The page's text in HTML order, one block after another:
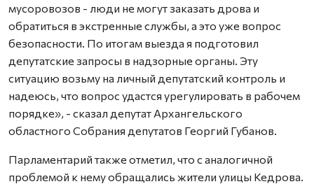
мусоровозов - люди не могут заказать дрова и
обратиться в экстренные службы, а это уже вопрос
безопасности. По итогам выезда я подготовил
депутатские запросы в надзорные органы. Эту
ситуацию возьму на личный депутатский контроль и
надеюсь, что вопрос удастся урегулировать в рабочем
порядке», - сказал депутат Архангельского
областного Собрания депутатов Георгий Губанов.
Парламентарий также отметил, что с аналогичной
проблемой к нему обращались жители улицы Кедрова.